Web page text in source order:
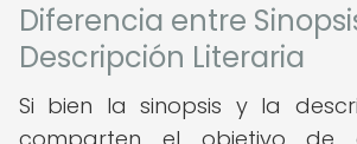
Diferencia entre
Descripción Literaria
Si bien la sinopsis y la